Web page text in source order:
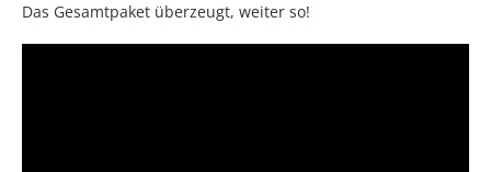
Das Gesamtpaket überzeugt, weiter so!